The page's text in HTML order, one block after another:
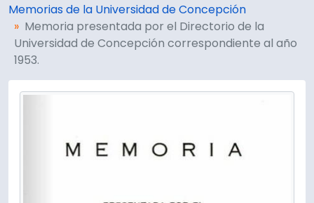
Memorias de la Universidad de Concepción
Memoria presentada por el Directorio de la
Universidad de Concepción correspondiente al año
1953.